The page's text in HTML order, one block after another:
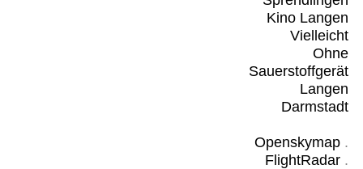
Kino Langen
Vielleicht
Ohne
Sauerstoffgerät
Langen
Darmstadt
Openskymap.
FlightRadar.